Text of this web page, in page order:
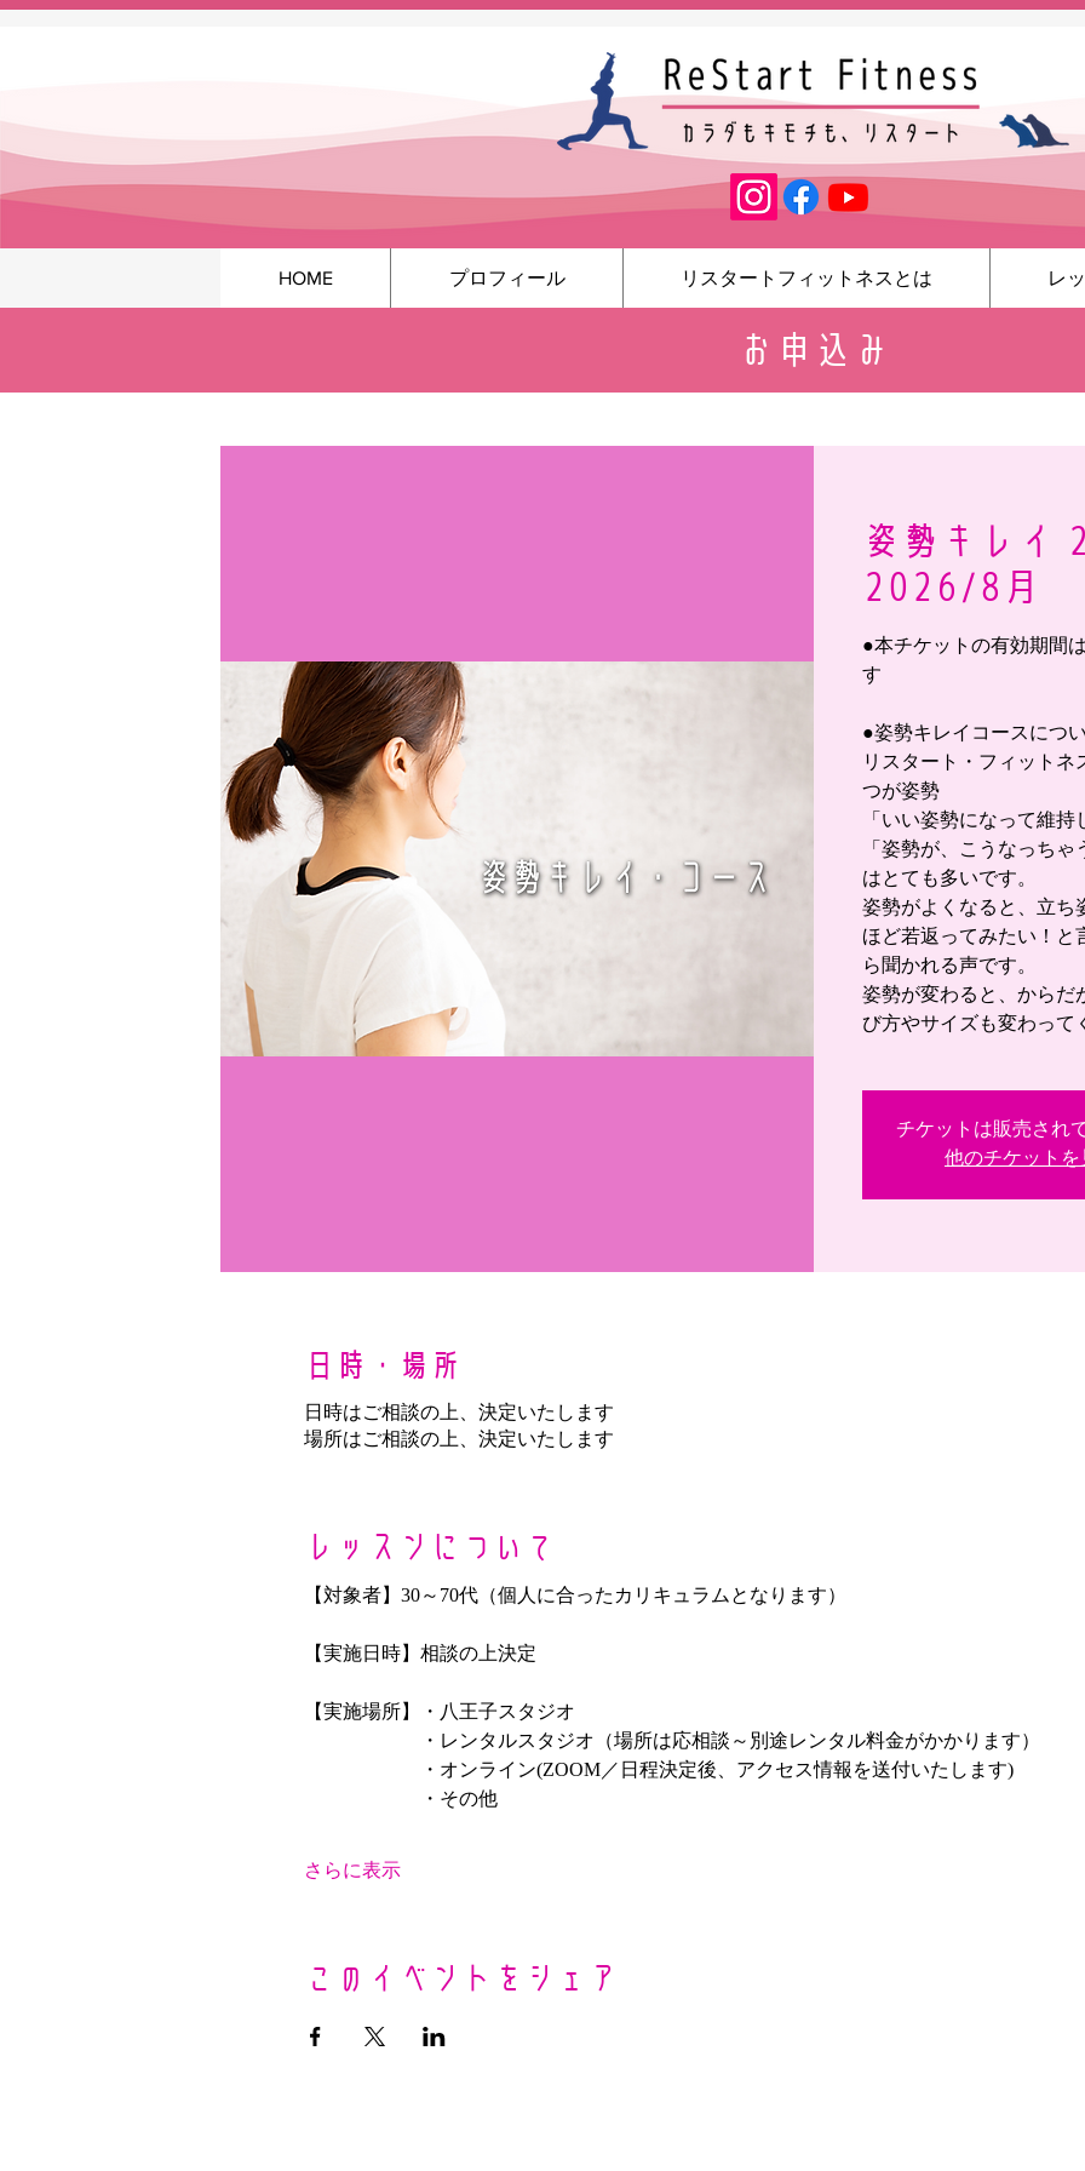
HOME プロフィール リスタートフィットネスとは レ
お申込み
姿勢キレイ
2026/8月
●本チケットの有効期間
す
●姿勢キレイコースにつ
リスタート・フィットネ
つが姿勢
「いい姿勢になって維
「姿勢が、こうなっち
はとても多いです。
姿勢がよくなると、立ち
ほど若返ってみたい！と
ら聞かれる声です。
姿勢が変わると、からだ
び方やサイズも変わって
チケットは販売され
他のチケットを
日時・場所
日時はご相談の上、決定いたします
場所はご相談の上、決定いたします
レッスンについて
【対象者】30～70代（個人に合ったカリキュラムとなります）
【実施日時】相談の上決定
【実施場所】・八王子スタジオ
・レンタルスタジオ（場所は応相談～別途レンタル料金がかかります）
・オンライン(ZOOM／日程決定後、アクセス情報を送付いたします)
・その他
さらに表示
このイベントをシェア